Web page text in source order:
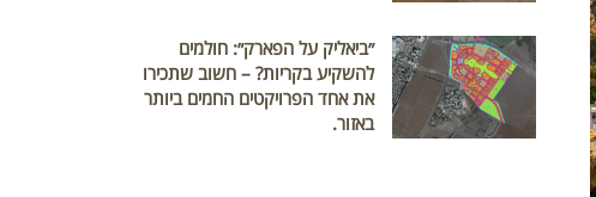
״ביאליק על הפארק״: חולמים
להשקיע בקריות? – חשוב שתכירו
את אחד הפרויקטים החמים ביותר
באזור.